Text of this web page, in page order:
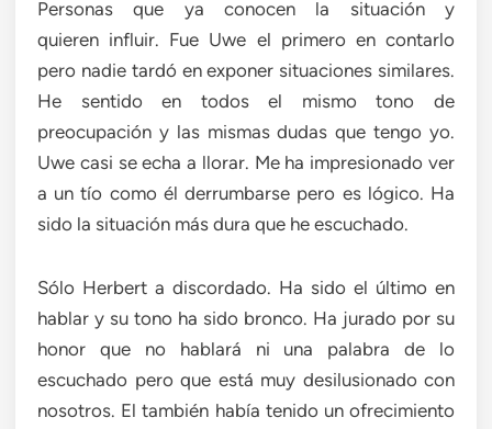
Personas que ya conocen la situación y
quieren influir. Fue Uwe el primero en contarlo
pero nadie tardó en exponer situaciones similares.
He sentido en todos el mismo tono de
preocupación y las mismas dudas que tengo yo.
Uwe casi se echa a llorar. Me ha impresionado ver
a un tío como él derrumbarse pero es lógico. Ha
sido la situación más dura que he escuchado.
Sólo Herbert a discordado. Ha sido el último en
hablar y su tono ha sido bronco. Ha jurado por su
honor que no hablará ni una palabra de lo
escuchado pero que está muy desilusionado con
nosotros. El también había tenido un ofrecimiento